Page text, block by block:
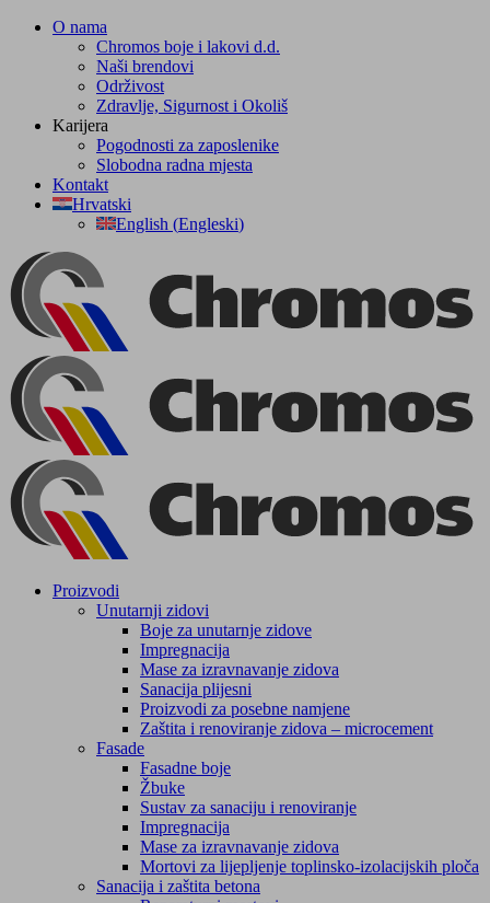
Skip
O nama
Chromos boje i lakovi d.d.
Naši brendovi
Održivost
Zdravlje, Sigurnost i Okoliš
Karijera
Pogodnosti za zaposlenike
Slobodna radna mjesta
Kontakt
Hrvatski
English (Engleski)
Facebook
YouTube
Proizvodi
Unutarnji zidovi
Boje za unutarnje zidove
Impregnacija
Mase za izravnavanje zidova
Sanacija plijesni
Proizvodi za posebne namjene
Zaštita i renoviranje zidova – microcement
Fasade
Fasadne boje
Žbuke
Sustav za sanaciju i renoviranje
Impregnacija
Mase za izravnavanje zidova
Mortovi za lijepljenje toplinsko-izolacijskih ploča
Sanacija i zaštita betona